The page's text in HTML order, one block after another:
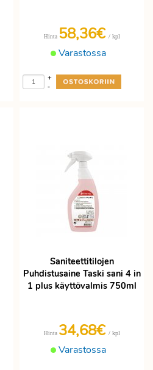
Varastossa
Hinta 58,36€ / kpl
-
+
Saniteettitilojen
Puhdistusaine Taski sani 4 in
1 plus käyttövalmis 750ml
Varastossa
Hinta 34,68€ / kpl